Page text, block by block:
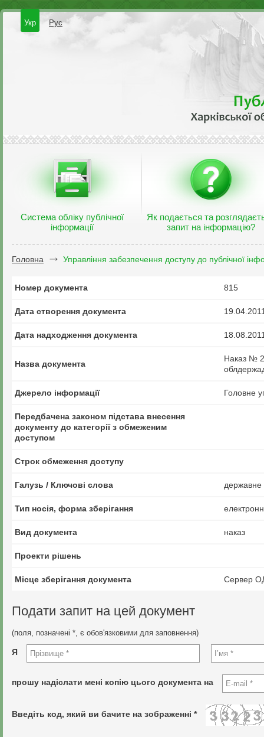
Укр Рус
Система обліку публічної
інформації
Як подається та
запит на інформацію?
Головна Управління забезпечення доступу до публічної
Номер документа 815
Дата створення документа
Дата надходження документа
Назва документа
Наказ №
Джерело інформації Головне
Передбачена законом підстава внесення
документу до категорії з обмеженим
доступом
Строк обмеження доступу
Галузь / Ключові слова державне
Тип носія, форма зберігання
Вид документа наказ
Проекти рішень
Місце зберігання документа Сервер
Подати запит на цей документ
(поля, позначені *, є обов'язковими для заповнення)
Я
прошу надіслати мені копію цього документа на
Введіть код, який ви бачите на зображенні *